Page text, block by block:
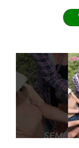
sostenible
sembrando